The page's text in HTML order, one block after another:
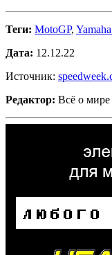
Теги: MotoGP,
Дата: 12.12.22
Источник:
Редактор: Всё о